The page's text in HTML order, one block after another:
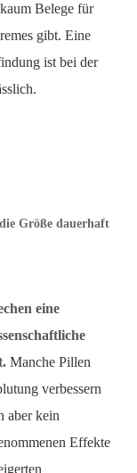
Belege für
gibt. Eine
ist bei der
Größe dauerhaft
eine
Manche Pillen
verbessern
aber kein
Effekte